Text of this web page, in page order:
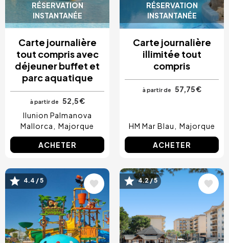
RÉSERVATION
INSTANTANÉE
Carte journalière
tout compris avec
déjeuner buffet et
parc aquatique
à partir de
52,5 €
Ilunion Palmanova
Mallorca
Majorque
ACHETER
RÉSERVATION
INSTANTANÉE
Carte journalière
illimitée tout
compris
à partir de 57,75 €
HM Mar Blau Majorque
ACHETER
Image
4.4 / 5 Image
4.2 / 5